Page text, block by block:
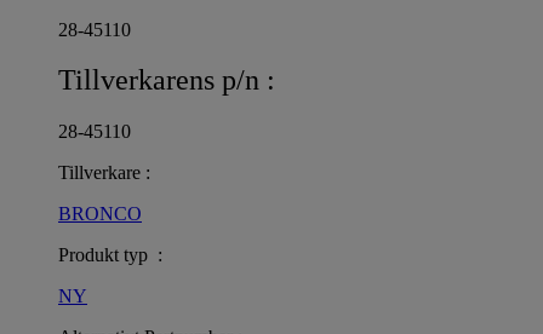
28-45110
Tillverkarens p/n :
28-45110
Tillverkare :
BRONCO
Produkt typ :
NY